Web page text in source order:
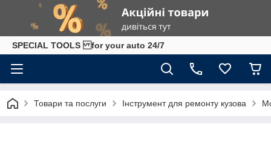
SPECIAL TOOLS for your auto 24/7
Товари та послуги Інструмент для ремонту кузова